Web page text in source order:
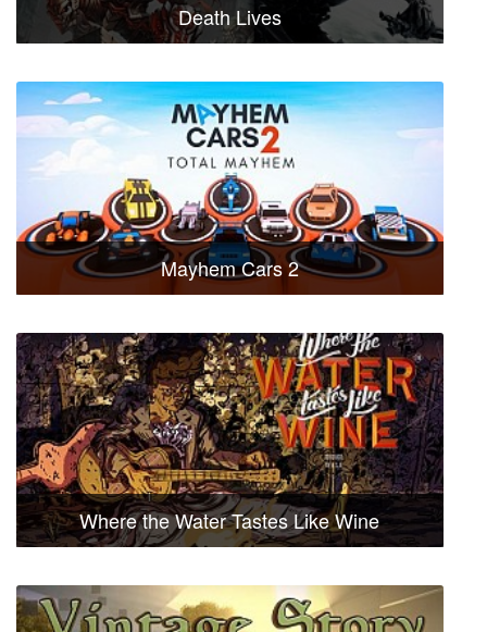
Death Lives
Mayhem Cars 2
Where the Water Tastes Like Wine